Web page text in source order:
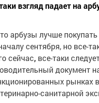
взгляд падает на
арбузы лучше
сентября, но все-
сейчас, все-таки
документ
рынках в
санитарной